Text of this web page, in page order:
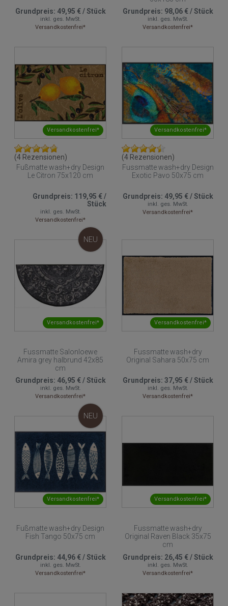
Grundpreis: 49,95 €/Stück
inkl. ges. MwSt.
Versandkostenfrei*
Grundpreis: 98,06 €/Stück
inkl. ges. MwSt.
Versandkostenfrei*
Versandkostenfrei*
(4 Rezensionen)
Fußmatte wash+dry Design
Le Citron 75x120 cm
Grundpreis: 119,95 €/
Stück
inkl. ges. MwSt.
Versandkostenfrei*
Versandkostenfrei*
(4 Rezensionen)
Fussmatte wash+dry Design
Exotic Pavo 50x75 cm
Grundpreis: 49,95 €/Stück
inkl. ges. MwSt.
Versandkostenfrei*
Versandkostenfrei*
NEU
Fussmatte Salonloewe
Amira grey halbrund 42x85
cm
Grundpreis: 46,95 €/Stück
inkl. ges. MwSt.
Versandkostenfrei*
Versandkostenfrei*
Fussmatte wash+dry
Original Sahara 50x75 cm
Grundpreis: 37,95 €/Stück
inkl. ges. MwSt.
Versandkostenfrei*
Versandkostenfrei*
NEU
Fußmatte wash+dry Design
Fish Tango 50x75 cm
Grundpreis: 44,96 €/Stück
inkl. ges. MwSt.
Versandkostenfrei*
Versandkostenfrei*
Fussmatte wash+dry
Original Raven Black 35x75
cm
Grundpreis: 26,45 €/Stück
inkl. ges. MwSt.
Versandkostenfrei*